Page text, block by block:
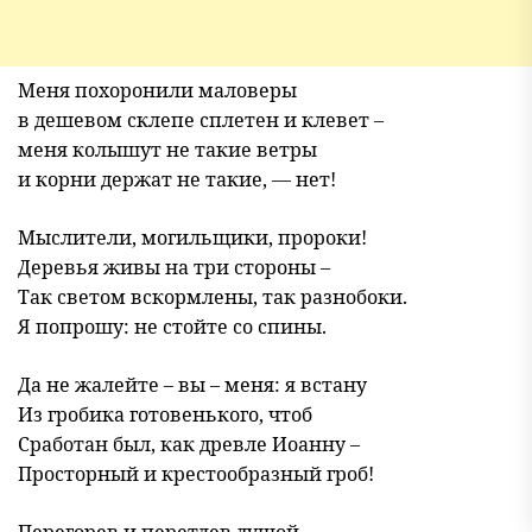
Меня похоронили маловеры
в дешевом склепе сплетен и клевет –
меня колышут не такие ветры
и корни держат не такие, — нет!
Мыслители, могильщики, пророки!
Деревья живы на три стороны –
Так светом вскормлены, так разнобоки.
Я попрошу: не стойте со спины.
Да не жалейте – вы – меня: я встану
Из гробика готовенького, чтоб
Сработан был, как древле Иоанну –
Просторный и крестообразный гроб!